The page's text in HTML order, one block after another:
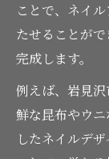
ことで、ネイ
たせることが
完成します。
例えば、岩見
鮮な昆布やウ
したネイルデ